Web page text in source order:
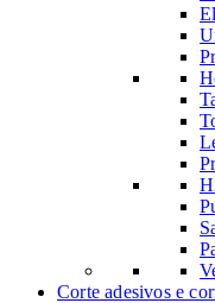
Corte adesivos e